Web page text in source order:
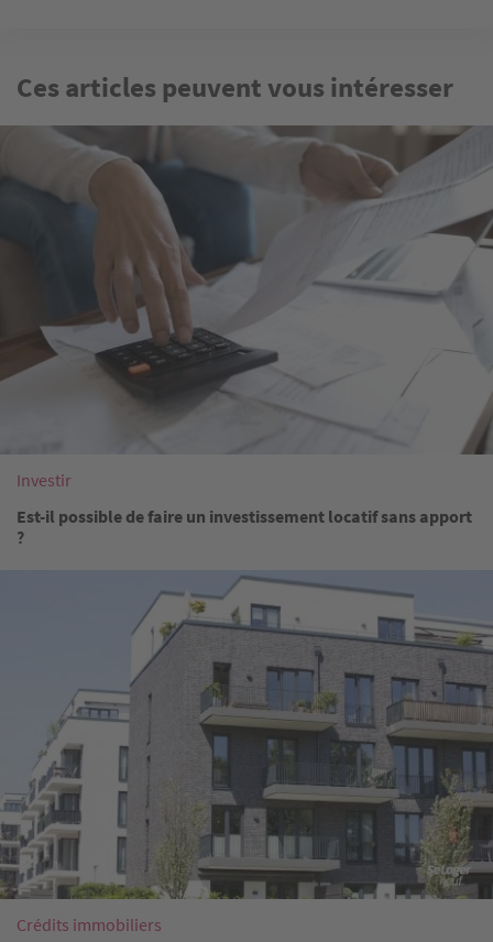
Ces articles peuvent vous intéresser
Investir
Est-il possible de faire un investissement locatif sans apport
?
Crédits immobiliers